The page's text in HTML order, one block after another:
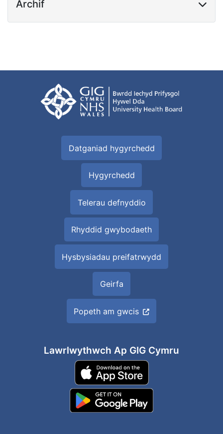
Archif
Datganiad hygyrchedd
Hygyrchedd
Telerau defnyddio
Rhyddid gwybodaeth
Hysbysiadau preifatrwydd
Geirfa
Popeth am gwcis
Lawrlwythwch Ap GIG Cymru